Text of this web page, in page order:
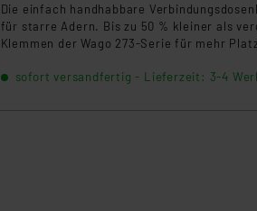
Die einfach handhabbare
für starre Adern. Bis zu 50 % kleiner als
Klemmen der Wago 273-Serie für mehr
Sichtkontrolle der korrekten
sofort versandfertig - Lieferzeit: 3-4